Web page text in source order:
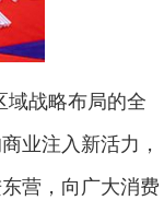
战略布局的全
业注入新活力，
营，向广大消费